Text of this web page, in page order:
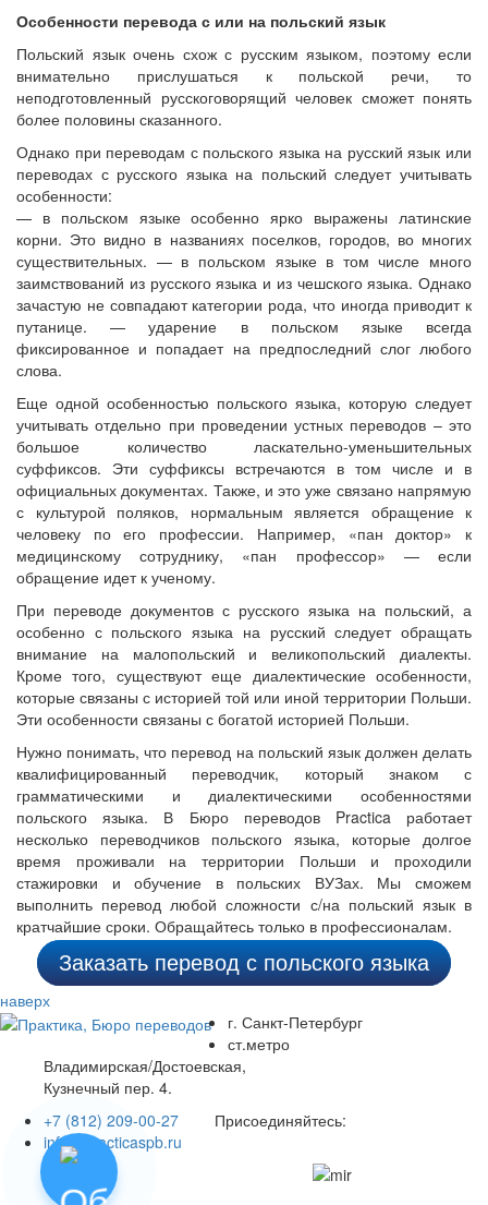
Особенности перевода с или на польский язык
Польский язык очень схож с русским языком, поэтому если
внимательно прислушаться к польской речи, то
неподготовленный русскоговорящий человек сможет понять
более половины сказанного.
Однако при переводам с польского языка на русский язык или
переводах с русского языка на польский следует учитывать
особенности:
— в польском языке особенно ярко выражены латинские
корни. Это видно в названиях поселков, городов, во многих
существительных. — в польском языке в том числе много
заимствований из русского языка и из чешского языка. Однако
зачастую не совпадают категории рода, что иногда приводит к
путанице. — ударение в польском языке всегда
фиксированное и попадает на предпоследний слог любого
слова.
Еще одной особенностью польского языка, которую следует
учитывать отдельно при проведении устных переводов – это
большое количество ласкательно-уменьшительных
суффиксов. Эти суффиксы встречаются в том числе и в
официальных документах. Также, и это уже связано напрямую
с культурой поляков, нормальным является обращение к
человеку по его профессии. Например, «пан доктор» к
медицинскому сотруднику, «пан профессор» — если
обращение идет к ученому.
При переводе документов с русского языка на польский, а
особенно с польского языка на русский следует обращать
внимание на малопольский и великопольский диалекты.
Кроме того, существуют еще диалектические особенности,
которые связаны с историей той или иной территории Польши.
Эти особенности связаны с богатой историей Польши.
Нужно понимать, что перевод на польский язык должен делать
квалифицированный переводчик, который знаком с
грамматическими и диалектическими особенностями
польского языка. В Бюро переводов Practica работает
несколько переводчиков польского языка, которые долгое
время проживали на территории Польши и проходили
стажировки и обучение в польских ВУЗах. Мы сможем
выполнить перевод любой сложности с/на польский язык в
кратчайшие сроки. Обращайтесь только в профессионалам.
Заказать перевод с польского языка
наверх
г. Санкт-Петербург
ст.метро
Владимирская/Достоевская,
Кузнечный пер. 4.
+7 (812) 209-00-27
info@practicaspb.ru
Присоединяйтесь: